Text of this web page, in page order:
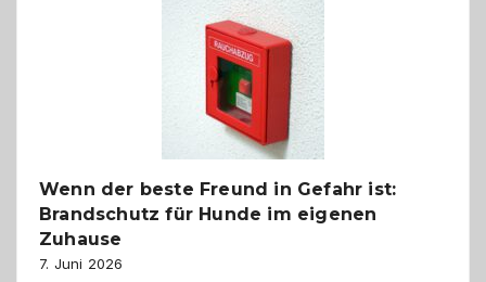
bewusst
herzlich
gestalten
Wenn der beste Freund in Gefahr ist:
Brandschutz für Hunde im eigenen
Zuhause
7. Juni 2026